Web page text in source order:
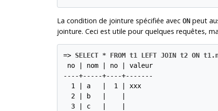
La condition de jointure spécifiée avec ONpeut
jointure. Ceci est utile pour quelques requêtes,
=> SELECT * FROM t1 LEFT JOIN t2
no | nom | no | valeur
----+-----+----+-------
  1 | a   |  1 | xxx
  2 | b   |    |
  3 | c   |    |